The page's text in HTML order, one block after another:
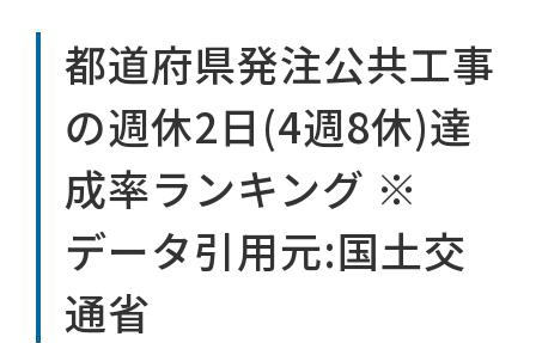
都道府県発注公共工事
の週休2日(4週8休)達
成率ランキング ※
データ引用元:国土交
通省